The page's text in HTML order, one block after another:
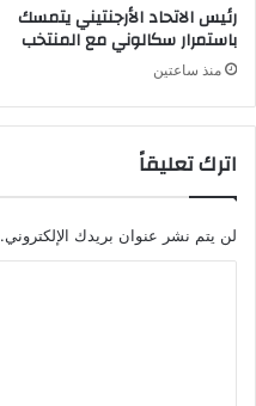
رئيس الاتحاد الأرجنتيني يتمسك
باستمرار سكالوني مع المنتخب
منذ ساعتين
اترك تعليقاً
لن يتم نشر عنوان بريدك الإلكتروني.